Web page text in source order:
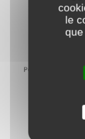
Pour télécharger
Ou
le